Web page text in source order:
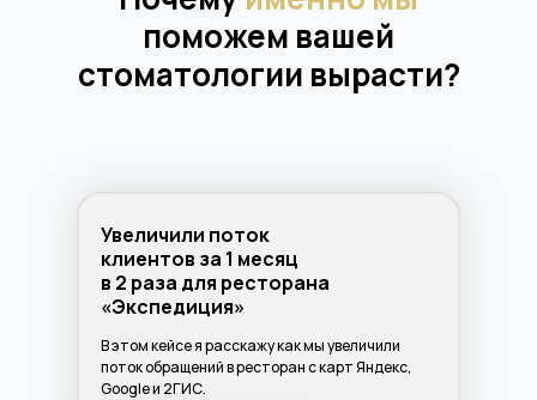
поможем вашей
стоматологии вырасти?
В этом кейсе я расскажу как мы увеличили
поток обращений в ресторан с карт Яндекс,
Google и 2ГИС.
Увеличили поток
клиентов за 1 месяц
в 2 раза для ресторана
«Экспедиция»